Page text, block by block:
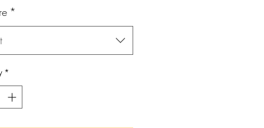
Crash explosant avec une
douce. La finition brute
charge le volume et la
16"/17"/18" (autres sur
*
*